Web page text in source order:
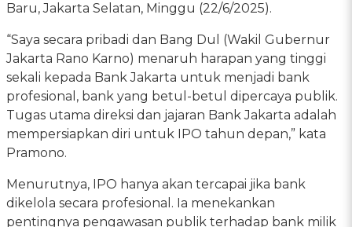
Baru, Jakarta Selatan, Minggu (22/6/2025).
“Saya secara pribadi dan Bang Dul (Wakil Gubernur
Jakarta Rano Karno) menaruh harapan yang tinggi
sekali kepada Bank Jakarta untuk menjadi bank
profesional, bank yang betul-betul dipercaya publik.
Tugas utama direksi dan jajaran Bank Jakarta adalah
mempersiapkan diri untuk IPO tahun depan,” kata
Pramono.
Menurutnya, IPO hanya akan tercapai jika bank
dikelola secara profesional. Ia menekankan
pentingnya pengawasan publik terhadap bank milik